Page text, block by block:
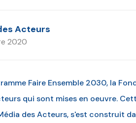
Acteurs
2020
Faire Ensemble 2030, la
qui sont mises en oeuvre.
des Acteurs, s'est construit